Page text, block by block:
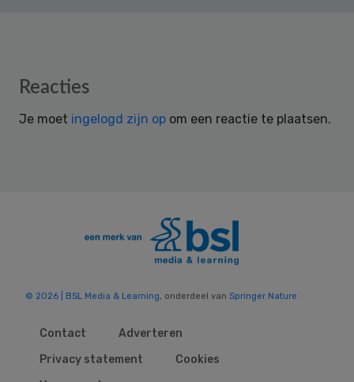
Reader
Reacties
Je moet ingelogd zijn op om een reactie te plaatsen.
© 2026 | BSL Media & Learning, onderdeel van Springer Nature
Contact
Adverteren
Privacy statement
Cookies